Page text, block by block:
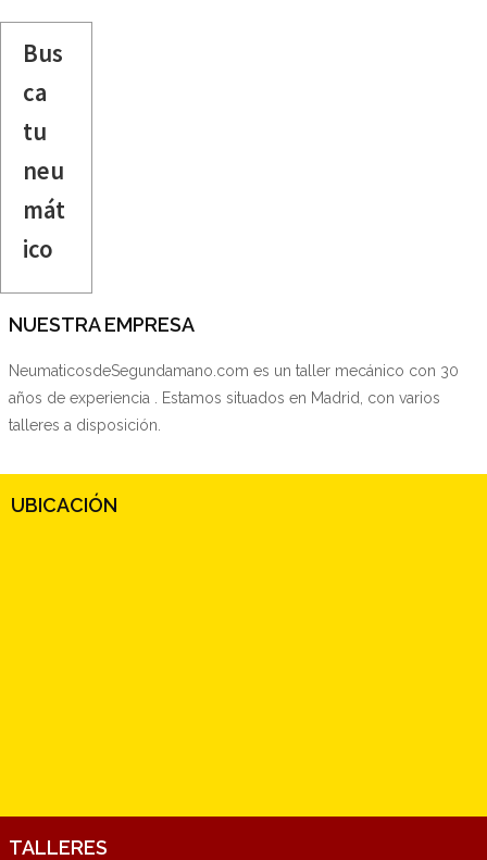
Bus
ca
tu
neu
mát
ico
NUESTRA EMPRESA
NeumaticosdeSegundamano.com es un taller mecánico con 30
años de experiencia . Estamos situados en Madrid, con varios
talleres a disposición.
UBICACIÓN
TALLERES